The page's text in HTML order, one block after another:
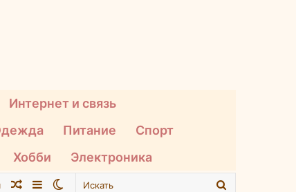
Интернет и связь
Питание
Спорт
Хобби Электроника
Искать
Switch
Sidebar
Случайная